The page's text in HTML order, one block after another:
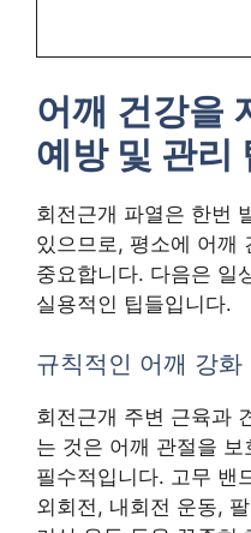
어깨 건강을
예방 및 관리
회전근개 파열은 한번
있으므로, 평소에 어깨
중요합니다. 다음은 일
실용적인 팁들입니다.
규칙적인 어깨 강화
회전근개 주변 근육과
는 것은 어깨 관절을
필수적입니다. 고무 밴
외회전, 내회전 운동,